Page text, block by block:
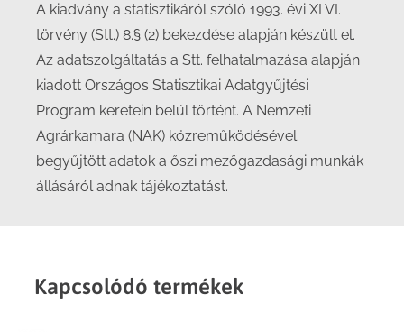
A kiadvány a statisztikáról szóló 1993. évi XLVI.
törvény (Stt.) 8.§ (2) bekezdése alapján készült el.
Az adatszolgáltatás a Stt. felhatalmazása alapján
kiadott Országos Statisztikai Adatgyűjtési
Program keretein belül történt. A Nemzeti
Agrárkamara (NAK) közreműködésével
begyűjtött adatok a őszi mezőgazdasági munkák
állásáról adnak tájékoztatást.
Kapcsolódó termékek